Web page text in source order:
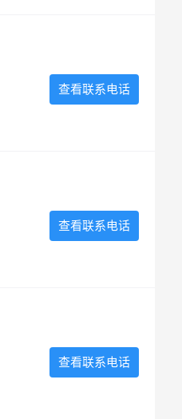
查看联系电话
查看联系电话
查看联系电话